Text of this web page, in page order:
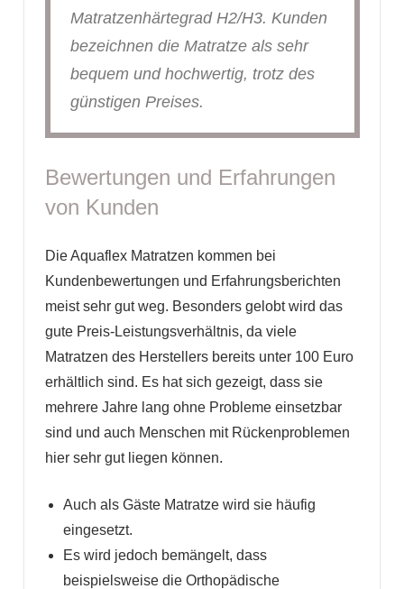
Matratzenhärtegrad H2/H3. Kunden
bezeichnen die Matratze als sehr
bequem und hochwertig, trotz des
günstigen Preises.
Bewertungen und Erfahrungen
von Kunden
Die Aquaflex Matratzen kommen bei
Kundenbewertungen und Erfahrungsberichten
meist sehr gut weg. Besonders gelobt wird das
gute Preis-Leistungsverhältnis, da viele
Matratzen des Herstellers bereits unter 100 Euro
erhältlich sind. Es hat sich gezeigt, dass sie
mehrere Jahre lang ohne Probleme einsetzbar
sind und auch Menschen mit Rückenproblemen
hier sehr gut liegen können.
Auch als Gäste Matratze wird sie häufig
eingesetzt.
Es wird jedoch bemängelt, dass
beispielsweise die Orthopädische